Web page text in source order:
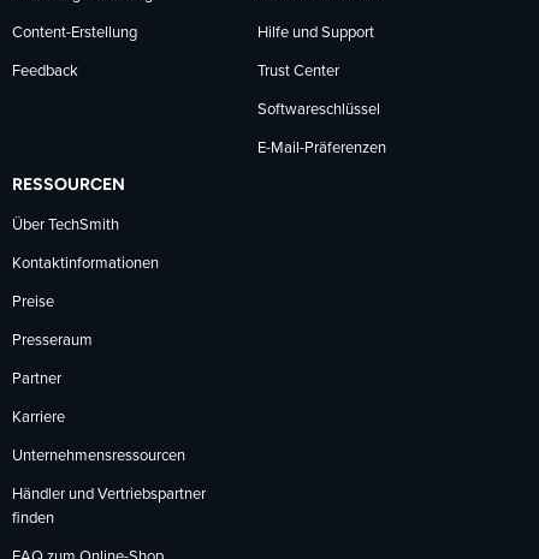
Content-Erstellung
Feedback
Hilfe und Support
Trust Center
Softwareschlüssel
E-Mail-Präferenzen
RESSOURCEN
Über TechSmith
Kontaktinformationen
Preise
Presseraum
Partner
Karriere
Unternehmensressourcen
Händler und Vertriebspartner
finden